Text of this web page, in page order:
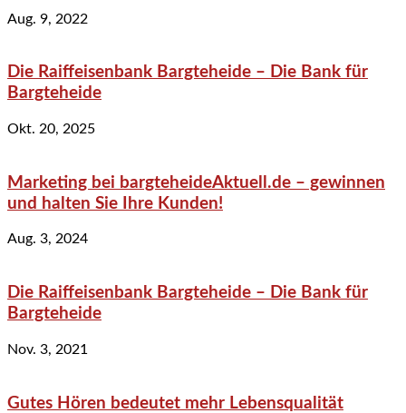
Aug. 9, 2022
Die Raiffeisenbank Bargteheide – Die Bank für
Bargteheide
Okt. 20, 2025
Marketing bei bargteheideAktuell.de – gewinnen
und halten Sie Ihre Kunden!
Aug. 3, 2024
Die Raiffeisenbank Bargteheide – Die Bank für
Bargteheide
Nov. 3, 2021
Gutes Hören bedeutet mehr Lebensqualität